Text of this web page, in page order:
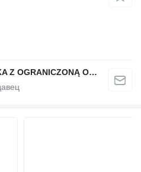
JKG TRUCK SERVICE SPÓŁKA Z OGRANICZONĄ ODPOWIEDZIALNOŚCIĄ